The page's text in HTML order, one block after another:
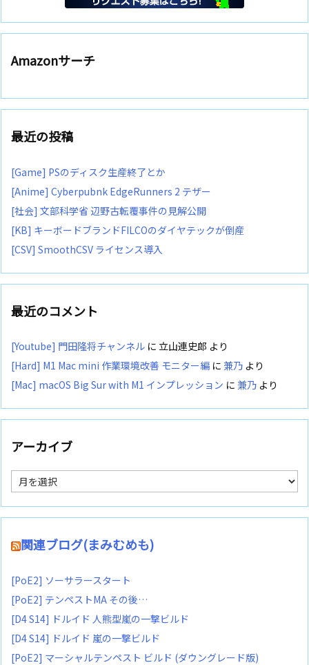
Amazonサーチ
最近の投稿
[Game] PSのディスク生産終了とか
[Anime] Cyberpubnk EdgeRunners 2 テザー
[社会] 文部科学省 辺野古転覆事件の見解公開
[KB] キーボードブランドFILCOのダイヤテックが倒産
[CSV] SmoothCSV ライセンス導入
最近のコメント
[Youtube] 門田隆将チャンネル に 立山連史郎 より
[Hard] M1 Mac mini 作業環境改善 モニター編 に 兼乃 より
[Mac] macOS Big Sur with M1 インプレッション に 兼乃 より
アーカイブ
ア
ー
カ
イ
関連ブログ(まみむめも)
[PoE2] ソーサラースタート
[PoE2] テンペストMA その後…
[D4 S14] ドルイド 人熊型嵐の一撃ビルド
[D4 S14] ドルイド 嵐の一撃ビルド
[PoE2] マーシャルテンペスト ビルド (ダウングレード版)